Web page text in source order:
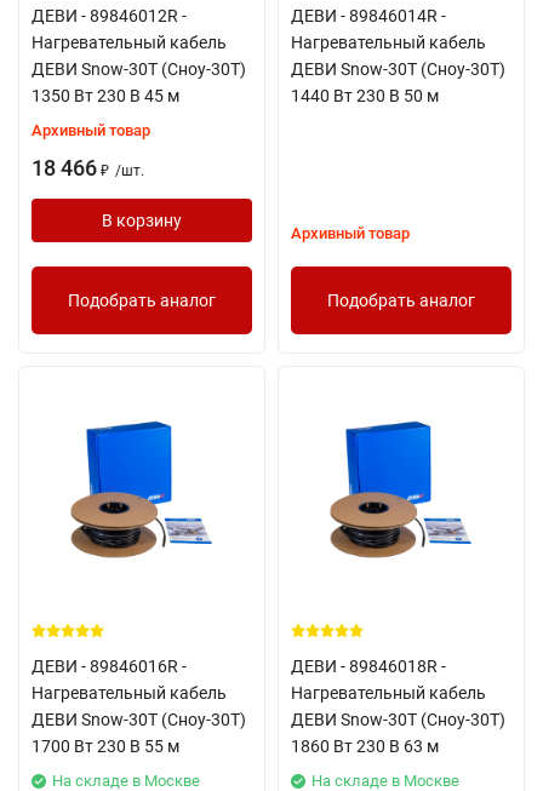
ДЕВИ - 89846012R -
Нагревательный кабель
ДЕВИ Snow-30T (Сноу-30Т)
1350 Вт 230 В 45 м
Архивный товар
18 466 ₽ /шт.
В корзину
Подобрать аналог
ДЕВИ - 89846014R -
Нагревательный кабель
ДЕВИ Snow-30T (Сноу-30Т)
1440 Вт 230 В 50 м
Архивный товар
Подобрать аналог
ДЕВИ - 89846016R -
Нагревательный кабель
ДЕВИ Snow-30T (Сноу-30Т)
1700 Вт 230 В 55 м
На складе в Москве
ДЕВИ - 89846018R -
Нагревательный кабель
ДЕВИ Snow-30T (Сноу-30Т)
1860 Вт 230 В 63 м
На складе в Москве